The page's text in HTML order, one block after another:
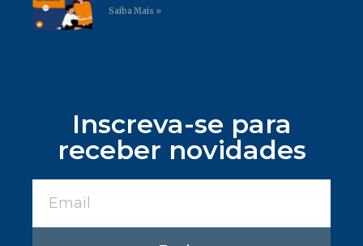
Saiba Mais »
Inscreva-se para
receber novidades